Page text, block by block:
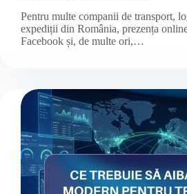
Pentru multe companii de transport,
expediții din România, prezența
Facebook și, de multe ori,…